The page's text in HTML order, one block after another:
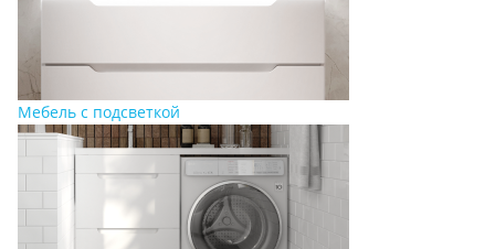
Мебель с подсветкой